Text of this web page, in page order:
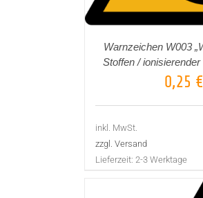
Warnzeichen W003
Stoffen /
0,25 €
inkl. MwSt.
zzgl. Versand
Lieferzeit: 2-3 Werktage